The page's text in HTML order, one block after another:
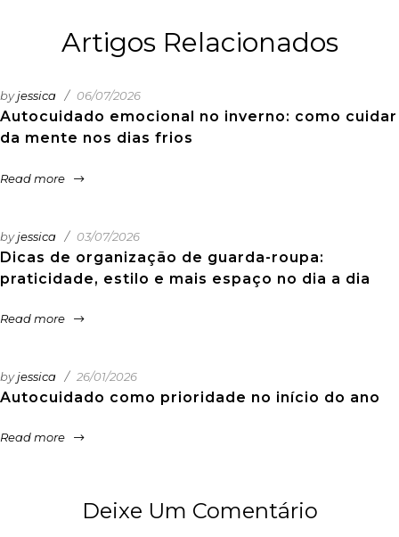
Artigos Relacionados
Autocuidado emocional no inverno: como cuidar
da mente nos dias frios
byjessica 06/07/2026
Read more
Dicas de organização de guarda-roupa:
praticidade, estilo e mais espaço no dia a dia
byjessica 03/07/2026
Read more
Autocuidado como prioridade no início do ano
byjessica 26/01/2026
Read more
Deixe Um Comentário